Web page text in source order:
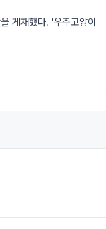
게재했다. '우주고양이